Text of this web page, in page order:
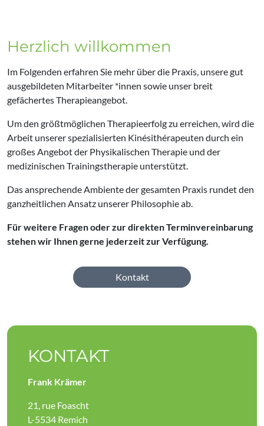
Herzlich willkommen
Im Folgenden erfahren Sie mehr über die Praxis, unsere gut
ausgebildeten Mitarbeiter *innen sowie unser breit
gefächertes Therapieangebot.
Um den größtmöglichen Therapieerfolg zu erreichen, wird die
Arbeit unserer spezialisierten Kinésithérapeuten durch ein
großes Angebot der Physikalischen Therapie und der
medizinischen Trainingstherapie unterstützt.
Das ansprechende Ambiente der gesamten Praxis rundet den
ganzheitlichen Ansatz unserer Philosophie ab.
Für weitere Fragen oder zur direkten Terminvereinbarung
stehen wir Ihnen gerne jederzeit zur Verfügung.
Kontakt
KONTAKT
Frank Krämer
21, rue Foascht
L-5534 Remich